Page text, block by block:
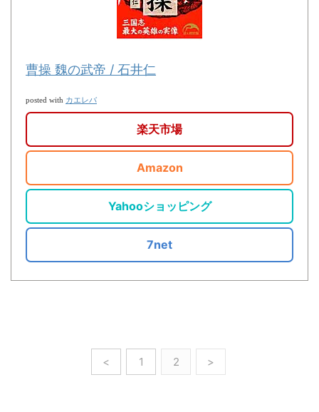
曹操 魏の武帝 / 石井仁
posted with カエレバ
楽天市場
Amazon
Yahooショッピング
7net
< 1 2 >